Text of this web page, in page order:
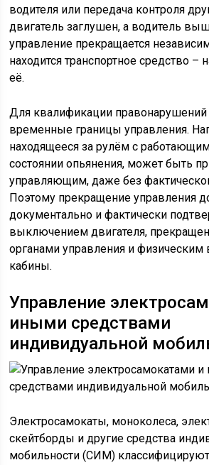
водителя или передача контроля
двигатель заглушен, а водитель
управление прекращается
находится транспортное средство –
её.
Для квалификации
временные границы управления.
находящееся за рулём с
состоянии опьянения, может быть
управляющим, даже без
Поэтому прекращение управления
документально и фактически
выключением двигателя,
органами управления и
кабины.
Управление
иными средствами
индивидуальной
Электросамокаты, моноколеса,
скейтборды и другие средства
мобильности (СИМ)